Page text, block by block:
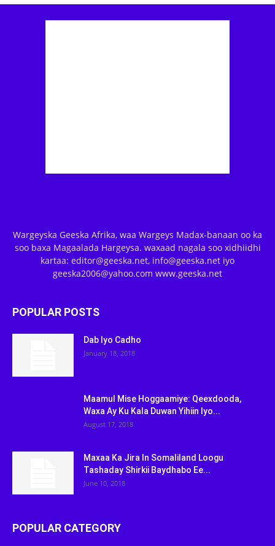
Wargeyska Geeska Afrika, waa Wargeys Madax-banaan oo ka
soo baxa Magaalada Hargeysa. waxaad nagala soo xidhiidhi
kartaa: editor@geeska.net, info@geeska.net iyo
geeska2006@yahoo.com www.geeska.net
POPULAR POSTS
Dab Iyo Cadho
January 18, 2018
Maamul Mise Hoggaamiye: Qeexdooda,
Waxa Ay Ku Kala Duwan Yihiin Iyo...
August 17, 2018
Maxaa Ka Jira In Somaliland Loogu
Tashaday Shirkii Baydhabo Ee...
June 10, 2018
POPULAR CATEGORY